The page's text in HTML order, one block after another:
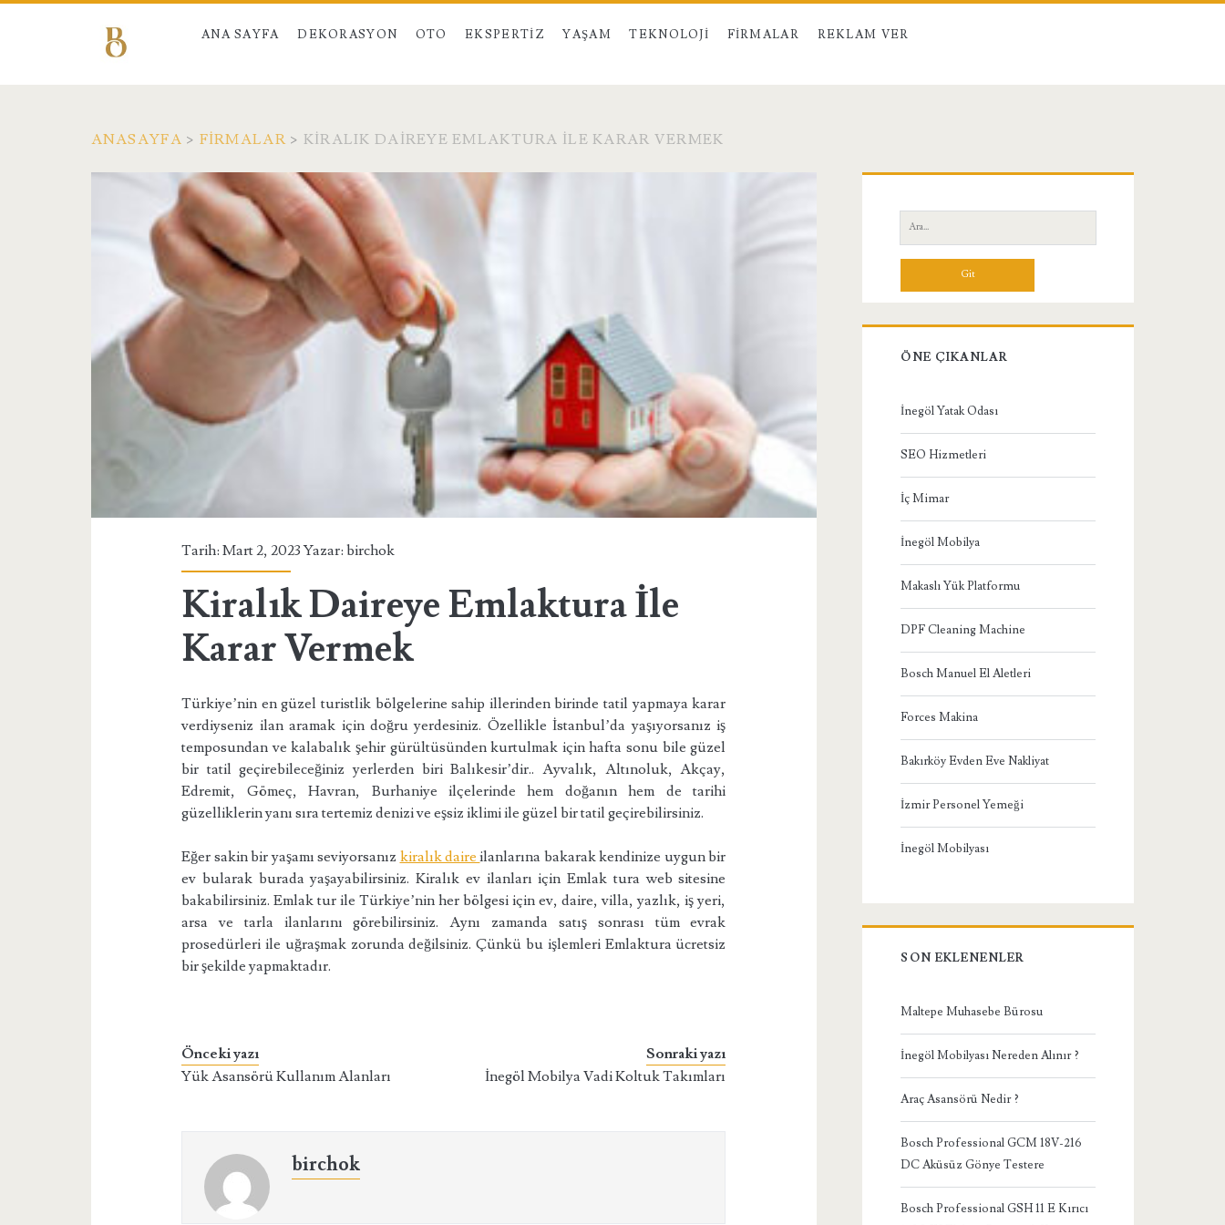
ANA SAYFA DEKORASYON OTO EKSPERTIZ YAŞAM TEKNOLOJI FIRMALAR REKLAM VER
ANASAYFA > FIRMALAR> KIRALIK DAIREYE EMLAKTURA İLE KARAR VERMEK
Tarih: Mart 2, 2023 Yazar:birchok
Kiralık Daireye Emlaktura İle
Karar Vermek
Türkiye’nin en güzel turistlik bölgelerine sahip illerinden birinde tatil yapmaya karar
verdiyseniz ilan aramak için doğru yerdesiniz. Özellikle İstanbul’da yaşıyorsanız iş
temposundan ve kalabalık şehir gürültüsünden kurtulmak için hafta sonu bile güzel
bir tatil geçirebileceğiniz yerlerden biri Balıkesir’dir.. Ayvalık, Altınoluk, Akçay,
Edremit, Gömeç, Havran, Burhaniye ilçelerinde hem doğanın hem de tarihi
güzelliklerin yanı sıra tertemiz denizi ve eşsiz iklimi ile güzel bir tatil geçirebilirsiniz.
Eğer sakin bir yaşamı seviyorsanız kiralık daireilanlarına bakarak kendinize uygun bir
ev bularak burada yaşayabilirsiniz. Kiralık ev ilanları için Emlak tura web sitesine
bakabilirsiniz. Emlak tur ile Türkiye’nin her bölgesi için ev, daire, villa, yazlık, iş yeri,
arsa ve tarla ilanlarını görebilirsiniz. Aynı zamanda satış sonrası tüm evrak
prosedürleri ile uğraşmak zorunda değilsiniz. Çünkü bu işlemleri Emlaktura ücretsiz
bir şekilde yapmaktadır.
Önceki yazı
Yük Asansörü Kullanım Alanları
Sonraki yazı
İnegöl Mobilya Vadi Koltuk Takımları
birchok
Yan
Menü
Ara:
ÖNE ÇIKANLAR
İnegöl Yatak Odası
SEO Hizmetleri
İç Mimar
İnegöl Mobilya
Makaslı Yük Platformu
DPF Cleaning Machine
Bosch Manuel El Aletleri
Forces Makina
Bakırköy Evden Eve Nakliyat
İzmir Personel Yemeği
İnegöl Mobilyası
SON EKLENENLER
Maltepe Muhasebe Bürosu
İnegöl Mobilyası Nereden Alınır ?
Araç Asansörü Nedir ?
Bosch Professional GCM 18V-216
DC Aküsüz Gönye Testere
Bosch Professional GSH 11 E Kırıcı